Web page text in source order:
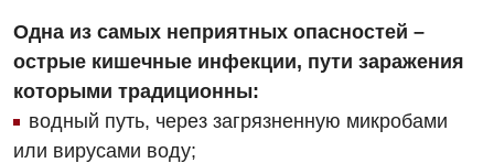
Одна из самых неприятных опасностей –
острые кишечные инфекции, пути заражения
которыми традиционны:
водный путь, через загрязненную микробами
или вирусами воду;